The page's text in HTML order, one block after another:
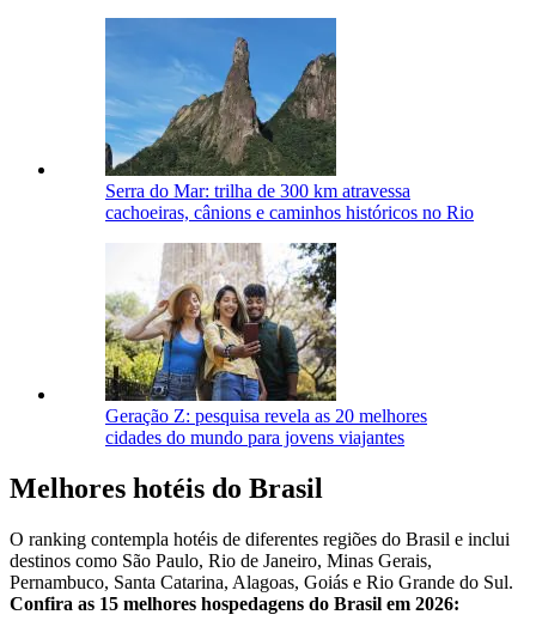
Serra do Mar: trilha de 300 km atravessa
cachoeiras, cânions e caminhos históricos no Rio
Geração Z: pesquisa revela as 20 melhores
cidades do mundo para jovens viajantes
Melhores hotéis do Brasil
O ranking contempla hotéis de diferentes regiões do Brasil e inclui
destinos como São Paulo, Rio de Janeiro, Minas Gerais,
Pernambuco, Santa Catarina, Alagoas, Goiás e Rio Grande do Sul.
Confira as 15 melhores hospedagens do Brasil em 2026: